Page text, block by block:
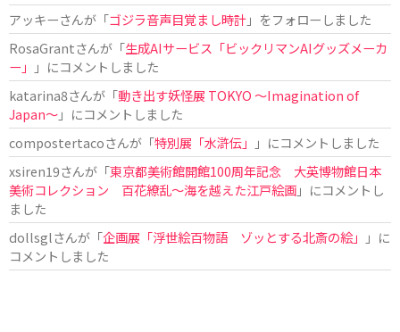
アッキーさんが「ゴジラ音声目覚まし時計」をフォローしました
RosaGrantさんが「生成AIサービス「ビックリマンAIグッズメーカ
ー」
」にコメントしました
katarina8さんが「動き出す妖怪展 TOKYO 〜Imagination of
Japan〜」にコメントしました
compostertacoさんが「特別展「水滸伝」
」にコメントしました
xsiren19さんが「東京都美術館開館100周年記念 大英博物館日本
美術コレクション 百花繚乱～海を越えた江戸絵画」にコメントし
ました
dollsglさんが「企画展「浮世絵百物語 ゾッとする北斎の絵」
」に
コメントしました